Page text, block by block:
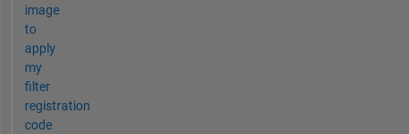
image
to
apply
my
filter
registration
code